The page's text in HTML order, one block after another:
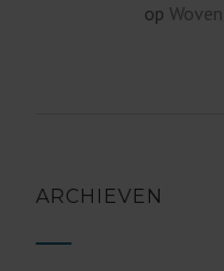
op
ARCHIEVEN